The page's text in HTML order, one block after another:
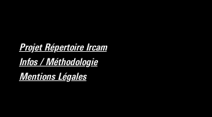
Projet Répertoire Ircam
Infos / Méthodologie
Mentions Légales